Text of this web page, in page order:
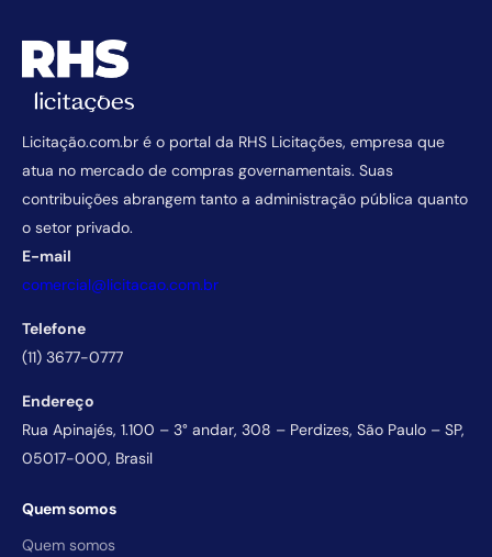
Licitação.com.br é o portal da RHS Licitações, empresa que
atua no mercado de compras governamentais. Suas
contribuições abrangem tanto a administração pública quanto
o setor privado.
E-mail
comercial@licitacao.com.br
Telefone
(11) 3677-0777
Endereço
Rua Apinajés, 1.100 – 3° andar, 308 – Perdizes, São Paulo – SP,
05017-000, Brasil
Quem somos
Quem somos